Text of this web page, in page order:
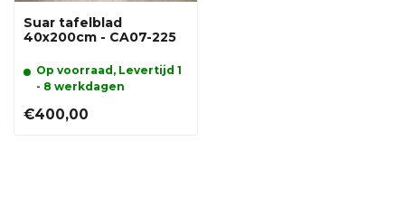
Suar tafelblad
40x200cm - CA07-225
Op voorraad, Levertijd 1
- 8 werkdagen
€400,00